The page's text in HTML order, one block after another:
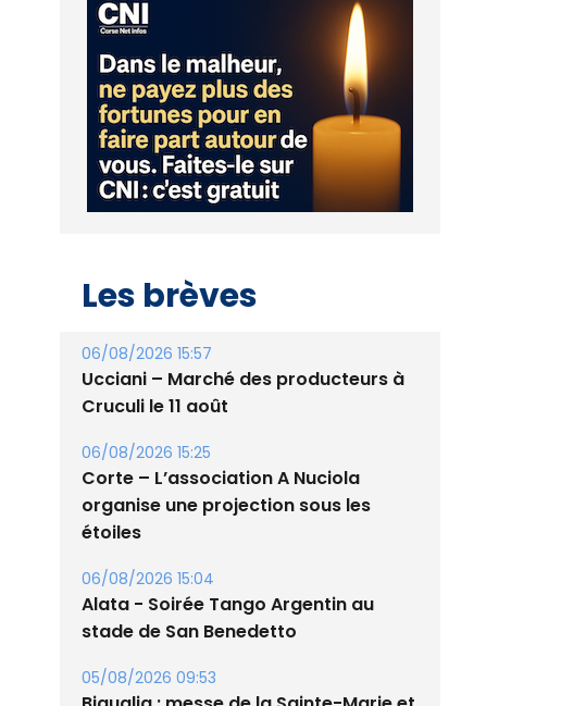
Les brèves
06/08/2026 15:57
Cruculi le 11 août
06/08/2026 15:25
Corte – L’association A Nuciola
étoiles
06/08/2026 15:04
stade de San Benedetto